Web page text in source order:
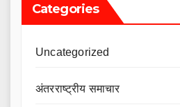
Categories
Uncategorized
अंतरराष्ट्रीय समाचार